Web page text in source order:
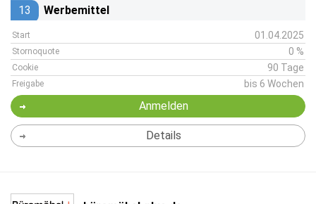
13 Werbemittel
Start 01.04.2025
Stornoquote 0 %
Cookie 90 Tage
Freigabe bis 6 Wochen
Anmelden
Details